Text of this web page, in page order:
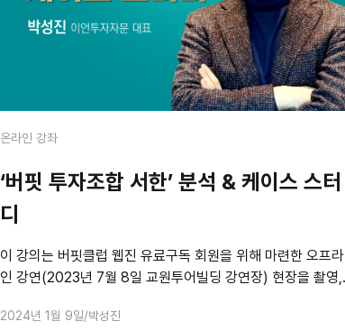
온라인 강좌
‘버핏 투자조합 서한’ 분석 & 케이스 스터
디
이 강의는 버핏클럽 웹진 유료구독 회원을 위해 마련한 오프라
인 강연(2023년 7월 8일 교원투어빌딩 강연장) 현장을 촬영,
대표가 손수 만든 195쪽 분량의 PDF 강의 자료를 제공합니다.
2024년 1월 9일 박성진